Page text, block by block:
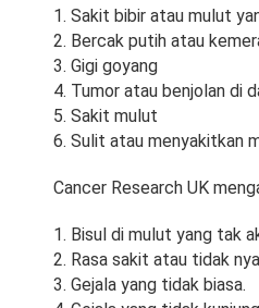
1. Sakit bibir atau mulut
2. Bercak putih atau
3. Gigi goyang
4. Tumor atau benjolan di
5. Sakit mulut
6. Sulit atau menyakitkan
Cancer Research UK
1. Bisul di mulut yang tak
2. Rasa sakit atau tidak
3. Gejala yang tidak biasa.